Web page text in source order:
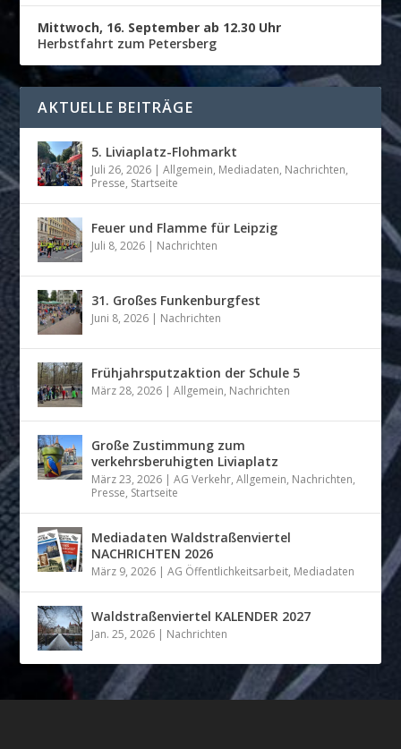
Mittwoch, 16. September ab 12.30 Uhr
Herbstfahrt zum Petersberg
AKTUELLE BEITRÄGE
5. Liviaplatz-Flohmarkt
Juli 26, 2026 |Allgemein, Mediadaten, Nachrichten,
Presse, Startseite
Feuer und Flamme für Leipzig
Juli 8, 2026 | Nachrichten
31. Großes Funkenburgfest
Juni 8, 2026 | Nachrichten
Frühjahrsputzaktion der Schule 5
März 28, 2026 |Allgemein, Nachrichten
Große Zustimmung zum
verkehrsberuhigten Liviaplatz
März 23, 2026 |AG Verkehr,Allgemein, Nachrichten,
Presse, Startseite
Mediadaten Waldstraßenviertel
NACHRICHTEN 2026
März 9, 2026 |AG Öffentlichkeitsarbeit, Mediadaten
Waldstraßenviertel KALENDER 2027
Jan. 25, 2026 | Nachrichten